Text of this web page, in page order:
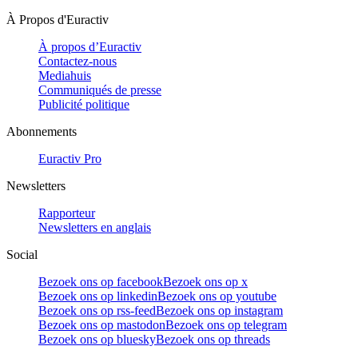
À Propos d'Euractiv
À propos d’Euractiv
Contactez-nous
Mediahuis
Communiqués de presse
Publicité politique
Abonnements
Euractiv Pro
Newsletters
Rapporteur
Newsletters en anglais
Social
Bezoek ons op facebookBezoek ons op x
Bezoek ons op linkedinBezoek ons op youtube
Bezoek ons op rss-feedBezoek ons op instagram
Bezoek ons op mastodonBezoek ons op telegram
Bezoek ons op blueskyBezoek ons op threads